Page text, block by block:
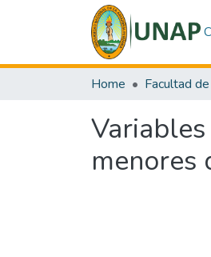
Home Facultad
menores